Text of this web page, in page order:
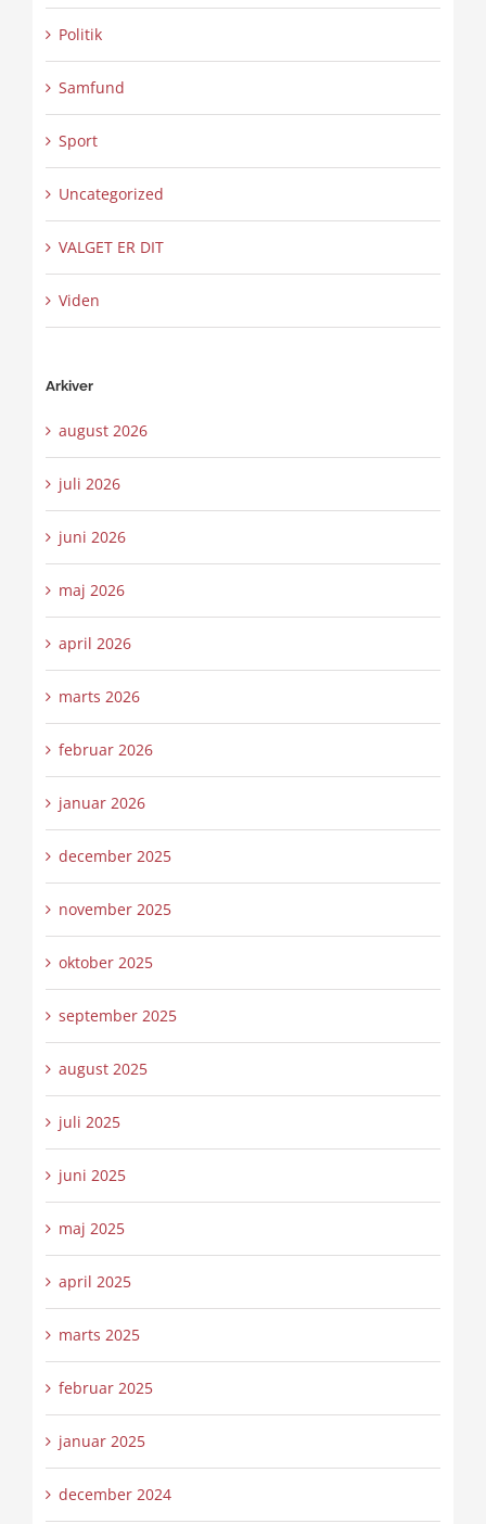
Politik
Samfund
Sport
Uncategorized
VALGET ER DIT
Viden
Arkiver
august 2026
juli 2026
juni 2026
maj 2026
april 2026
marts 2026
februar 2026
januar 2026
december 2025
november 2025
oktober 2025
september 2025
august 2025
juli 2025
juni 2025
maj 2025
april 2025
marts 2025
februar 2025
januar 2025
december 2024